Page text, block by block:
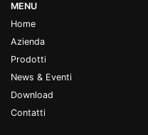
MENU
Home
Azienda
Prodotti
News & Eventi
Download
Contatti